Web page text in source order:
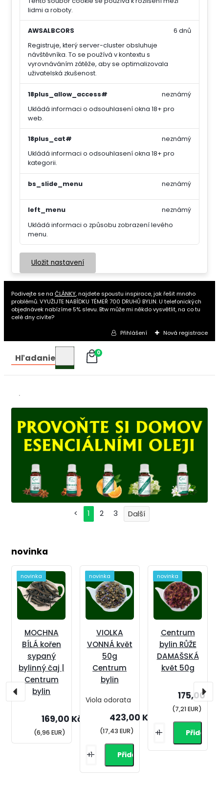
lidmi a roboty.
AWSALBCORS
Registruje, který server-cluster obsluhuje
návštěvníka. To se používá v kontextu s
vyrovnáváním zátěže, aby se optimalizovala
uživatelská zkušenost.
6 dnů
18plus_allow_access#
Ukládá informaci o odsouhlasení okna 18+ pro
web.
neznámý
18plus_cat#
Ukládá informaci o odsouhlasení okna 18+ pro
kategorii.
neznámý
bs_slide_menu neznámý
left_menu
Ukládá informaci o způsobu zobrazení levého
menu.
neznámý
Uložit nastavení
Podivejte se naČLÁNKY, najdete spoustu inspirace, jak řešit mnoho
problémů. VYUŽIJTE NABÍDKU TÉMEŘ 700 DRUHŮ BYLIN. U telefonických
objednávek nabízíme 5% slevu. Btw může mi někdo vysvětlit, na co tu
celé dny civíte?
Přihlášení Nová registrace
Hľadanie 0
< 1 2 3
novinka
MOCHNA
BÍLÁ kořen
sypaný
bylinný čaj |
Centrum
bylin
169,00 Kč
(6,96 EUR)
novinka
VIOLKA
VONNÁ květ
50g
Centrum
bylin
Viola odorata
423,00 Kč
(17,43 EUR)
-
+
novinka
Centrum
bylin RŮŽE
DAMAŠSKÁ
květ 50g
175,00 Kč
(7,21 EUR)
-
+
novinka